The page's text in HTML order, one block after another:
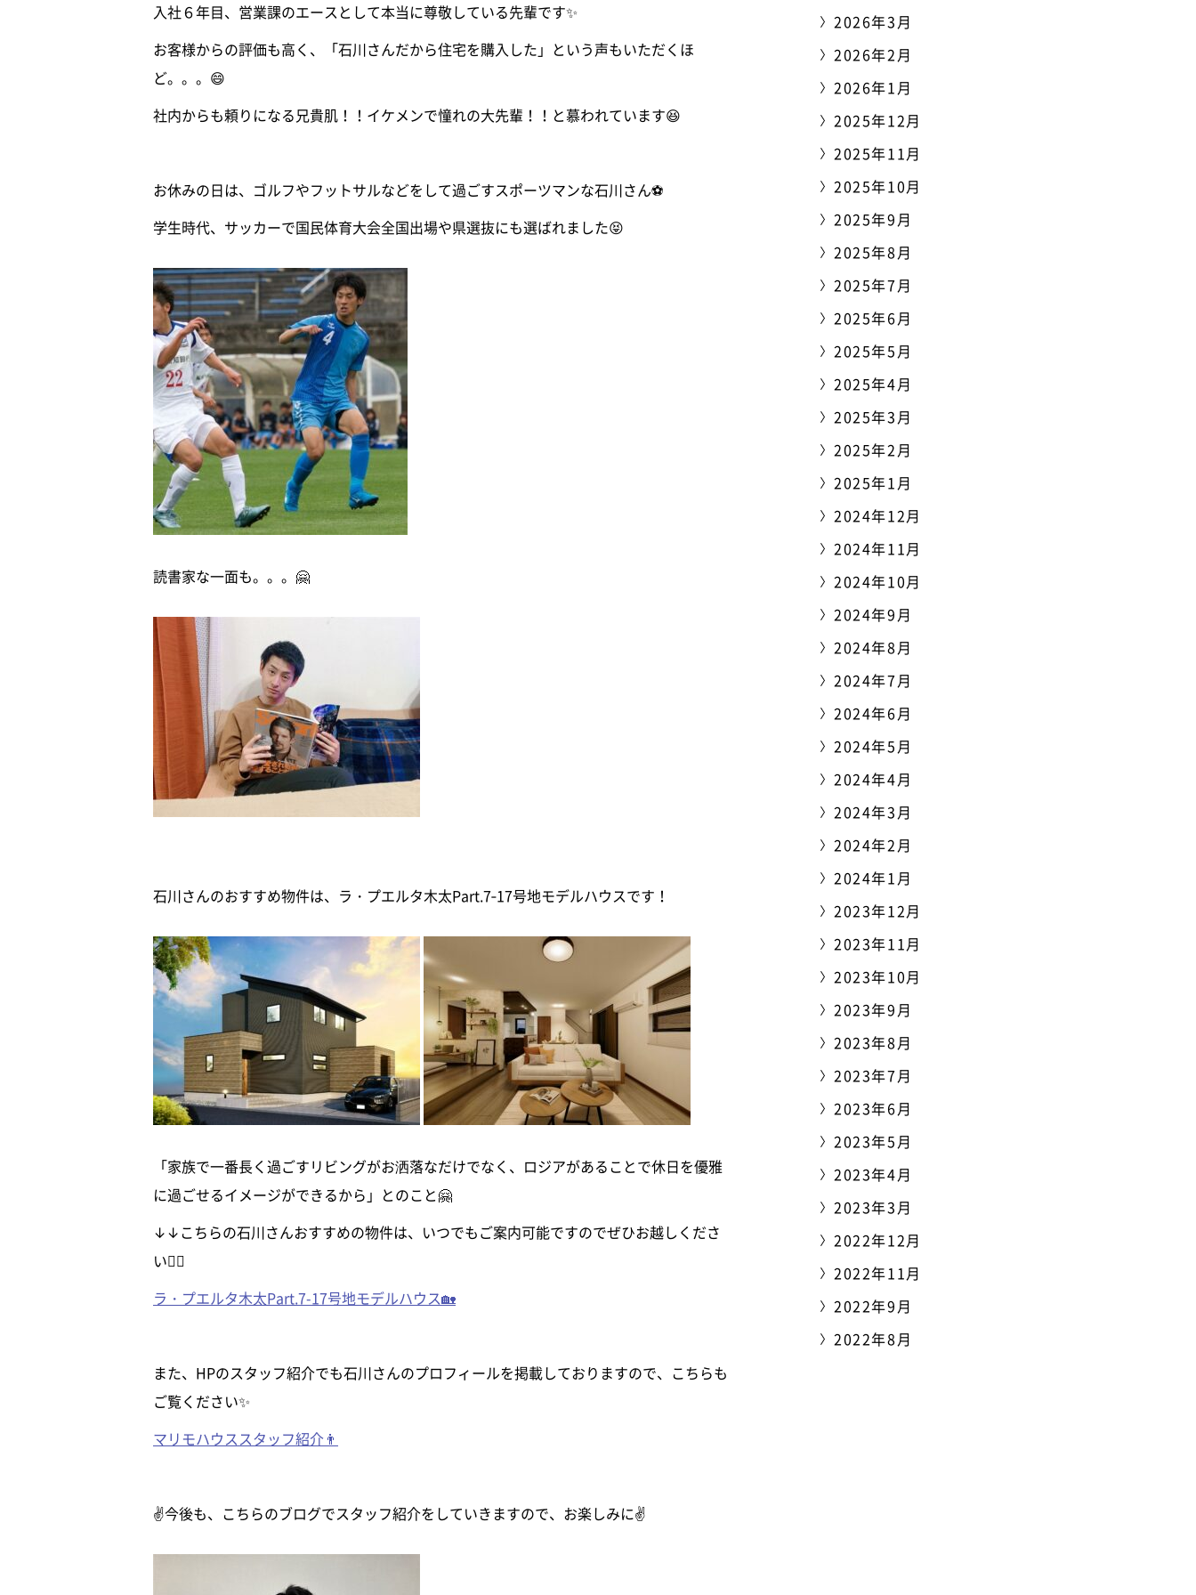
入社６年目、営業課のエースとして本当に尊敬している先輩です✨
お客様からの評価も高く、「石川さんだから住宅を購入した」という声もいただくほ
ど。。。😄
社内からも頼りになる兄貴肌！！イケメンで憧れの大先輩！！と慕われています😆
お休みの日は、ゴルフやフットサルなどをして過ごすスポーツマンな石川さん⚽
学生時代、サッカーで国民体育大会全国出場や県選抜にも選ばれました😝
読書家な一面も。。。🤗
石川さんのおすすめ物件は、ラ・プエルタ木太Part.7‐17号地モデルハウスです！
「家族で一番長く過ごすリビングがお洒落なだけでなく、ロジアがあることで休日を優雅
に過ごせるイメージができるから」とのこと🤗
↓↓こちらの石川さんおすすめの物件は、いつでもご案内可能ですのでぜひお越しくださ
い🏳‍🌈
ラ・プエルタ木太Part.7-17号地モデルハウス🏡
また、HPのスタッフ紹介でも石川さんのプロフィールを掲載しておりますので、こちらも
ご覧ください✨
マリモハウススタッフ紹介👨
✌今後も、こちらのブログでスタッフ紹介をしていきますので、お楽しみに✌
2026年3月
2026年2月
2026年1月
2025年12月
2025年11月
2025年10月
2025年9月
2025年8月
2025年7月
2025年6月
2025年5月
2025年4月
2025年3月
2025年2月
2025年1月
2024年12月
2024年11月
2024年10月
2024年9月
2024年8月
2024年7月
2024年6月
2024年5月
2024年4月
2024年3月
2024年2月
2024年1月
2023年12月
2023年11月
2023年10月
2023年9月
2023年8月
2023年7月
2023年6月
2023年5月
2023年4月
2023年3月
2022年12月
2022年11月
2022年9月
2022年8月